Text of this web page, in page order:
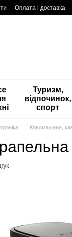
Оплата і доставка
Туризм,
відпочинок,
спорт
Кавомашини,